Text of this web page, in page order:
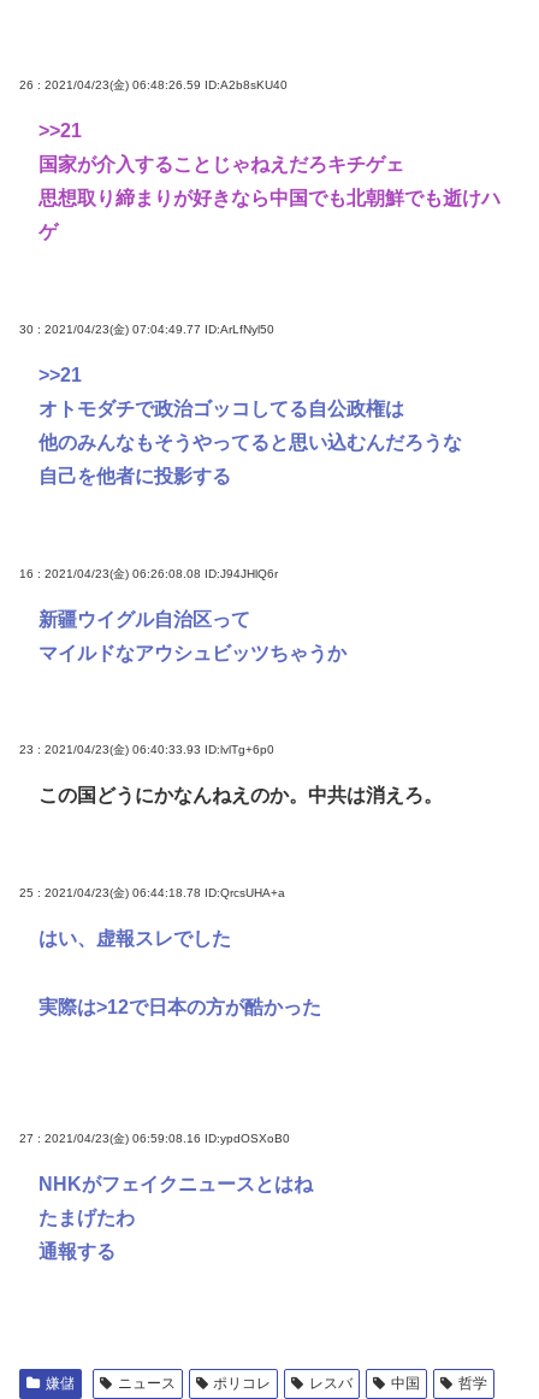
26 : 2021/04/23(金) 06:48:26.59 ID:A2b8sKU40
>>21
国家が介入することじゃねえだろキチゲェ
思想取り締まりが好きなら中国でも北朝鮮でも逝けハ
ゲ
30 : 2021/04/23(金) 07:04:49.77 ID:ArLfNyl50
>>21
オトモダチで政治ゴッコしてる自公政権は
他のみんなもそうやってると思い込むんだろうな
自己を他者に投影する
16 : 2021/04/23(金) 06:26:08.08 ID:J94JHlQ6r
新疆ウイグル自治区って
マイルドなアウシュビッツちゃうか
23 : 2021/04/23(金) 06:40:33.93 ID:lvlTg+6p0
この国どうにかなんねえのか。中共は消えろ。
25 : 2021/04/23(金) 06:44:18.78 ID:QrcsUHA+a
はい、虚報スレでした
実際は>12で日本の方が酷かった
27 : 2021/04/23(金) 06:59:08.16 ID:ypdOSXoB0
NHKがフェイクニュースとはね
たまげたわ
通報する
嫌儲 ニュース ポリコレ レスバ 中国
哲学